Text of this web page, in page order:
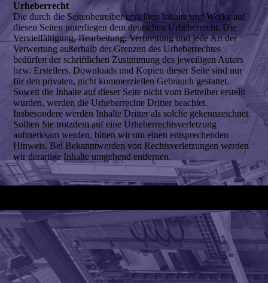
Urheberrecht
Die durch die Seitenbetreiber erstellten Inhalte und Werke auf
diesen Seiten unterliegen dem deutschen Urheberrecht. Die
Vervielfältigung, Bearbeitung, Verbreitung und jede Art der
Verwertung außerhalb der Grenzen des Urheberrechtes
bedürfen der schriftlichen Zustimmung des jeweiligen Autors
bzw. Erstellers. Downloads und Kopien dieser Seite sind nur
für den privaten, nicht kommerziellen Gebrauch gestattet.
Soweit die Inhalte auf dieser Seite nicht vom Betreiber erstellt
wurden, werden die Urheberrechte Dritter beachtet.
Insbesondere werden Inhalte Dritter als solche gekennzeichnet.
Sollten Sie trotzdem auf eine Urheberrechtsverletzung
aufmerksam werden, bitten wir um einen entsprechenden
Hinweis. Bei Bekanntwerden von Rechtsverletzungen werden
wir derartige Inhalte umgehend entfernen.